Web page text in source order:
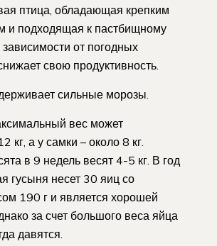
птица, обладающая крепким
и подходящая к пастбищному
от погодных
свою продуктивность.
сильные морозы.
вес может
кг, а у самки – около 8 кг.
в 9 недель весят 4-5 кг. В год
гусыня несет 30 яиц со
190 г и является хорошей
за счет большого веса яйца
давятся.